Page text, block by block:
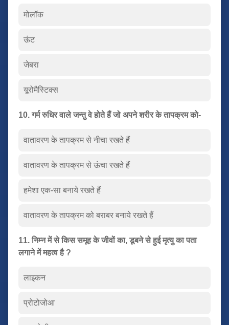
मोलॉक
ऊंट
जेबरा
यूरोमैस्टिक्स
10. गर्म रुधिर वाले जन्तु वे होते हैं जो अपने शरीर के तापक्रम को-
वातावरण के तापक्रम से नीचा रखते हैं
वातावरण के तापक्रम से ऊंचा रखते हैं
हमेशा एक-सा बनाये रखते हैं
वातावरण के तापक्रम को बराबर बनाये रखते हैं
11. निम्न में से किस समूह के जीवों का, डूबने से हुई मृत्यु का पता
लगाने में महत्व है ?
लाइकन
प्रोटोजोआ